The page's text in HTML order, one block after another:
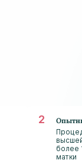
более
матки